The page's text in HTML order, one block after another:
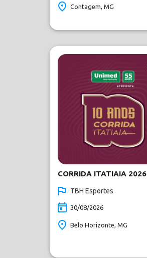
Contagem, MG
CORRIDA ITATIAIA 2026
TBH Esportes
30/08/2026
Belo Horizonte, MG